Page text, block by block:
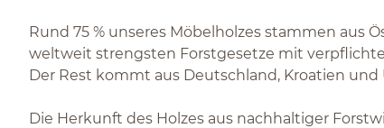
Rund 75 % unseres Möbelholzes stammen aus
weltweit strengsten Forstgesetze mit
Der Rest kommt aus Deutschland, Kroatien und
Die Herkunft des Holzes aus nachhaltiger